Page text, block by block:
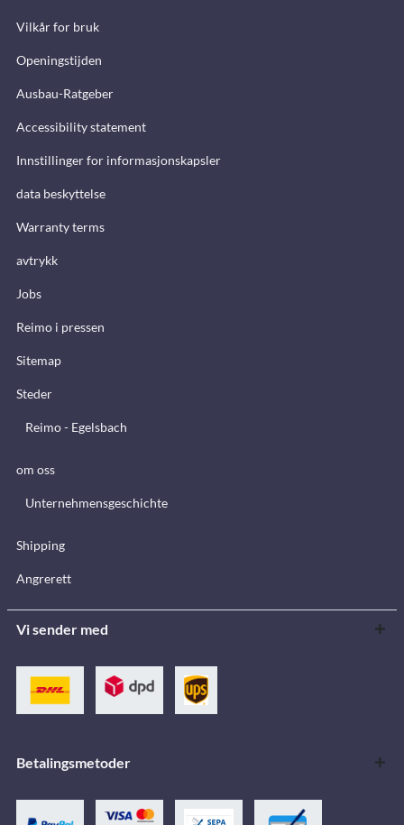
Vilkår for bruk
Openingstijden
Ausbau-Ratgeber
Accessibility statement
Innstillinger for informasjonskapsler
data beskyttelse
Warranty terms
avtrykk
Jobs
Reimo i pressen
Sitemap
Steder
Reimo - Egelsbach
om oss
Unternehmensgeschichte
Shipping
Angrerett
Vi sender med
Betalingsmetoder